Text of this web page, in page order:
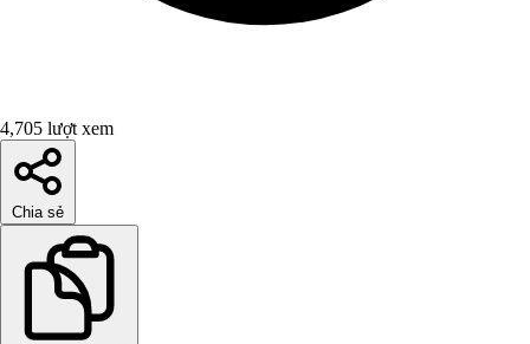
4,705 lượt xem
Chia sẻ